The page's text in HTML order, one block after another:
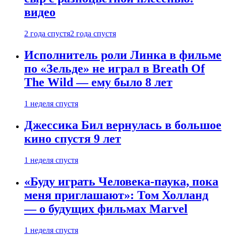
видео
2 года спустя2 года спустя
Исполнитель роли Линка в фильме
по «Зельде» не играл в Breath Of
The Wild — ему было 8 лет
1 неделя спустя
Джессика Бил вернулась в большое
кино спустя 9 лет
1 неделя спустя
«Буду играть Человека-паука, пока
меня приглашают»: Том Холланд
— о будущих фильмах Marvel
1 неделя спустя